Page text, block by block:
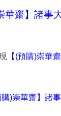
華齋】諸
【(預購)崇華
購)崇華齋】諸